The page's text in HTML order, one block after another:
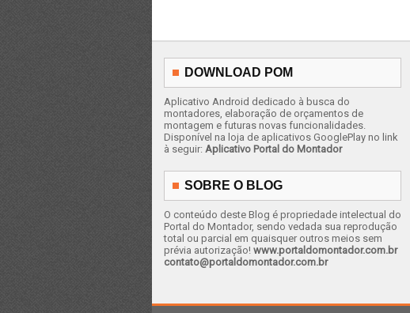
DOWNLOAD POM
Aplicativo Android dedicado à busca do
montadores, elaboração de orçamentos de
montagem e futuras novas funcionalidades.
Disponível na loja de aplicativos GooglePlay no link
à seguir: Aplicativo Portal do Montador
SOBRE O BLOG
O conteúdo deste Blog é propriedade intelectual do
Portal do Montador, sendo vedada sua reprodução
total ou parcial em quaisquer outros meios sem
prévia autorização! www.portaldomontador.com.br
contato@portaldomontador.com.br